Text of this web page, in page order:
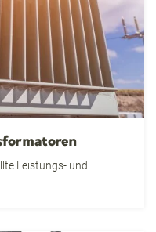
Leistungs- und